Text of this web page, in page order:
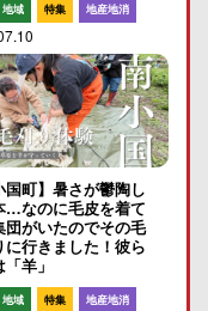
地域 特集 地産地消
国町】暑さが鬱陶し
…なのに毛皮を着て
団がいたのでその毛
に行きました！彼ら
羊」
地域 特集 地産地消